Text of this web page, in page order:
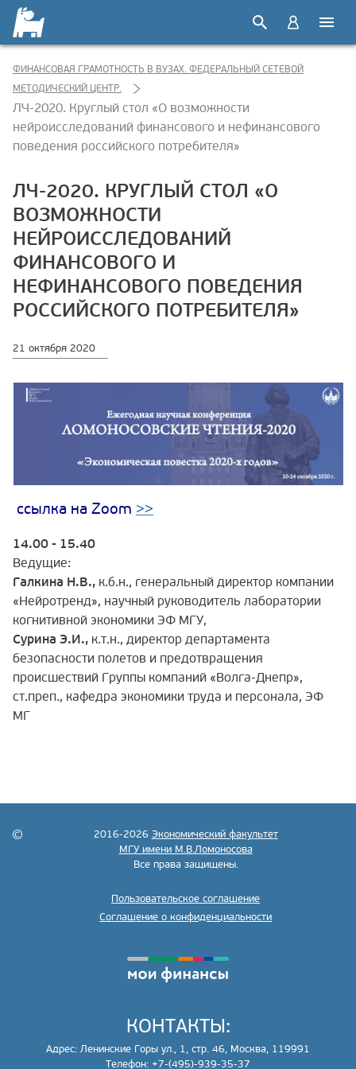
ФИНАНСОВАЯ ГРАМОТНОСТЬ В ВУЗАХ. ФЕДЕРАЛЬНЫЙ СЕТЕВОЙ
МЕТОДИЧЕСКИЙ ЦЕНТР.
ЛЧ-2020. Круглый стол «О возможности
нейроисследований финансового и нефинансового
поведения российского потребителя»
ЛЧ-2020. КРУГЛЫЙ СТОЛ «О
ВОЗМОЖНОСТИ
НЕЙРОИССЛЕДОВАНИЙ
ФИНАНСОВОГО И
НЕФИНАНСОВОГО ПОВЕДЕНИЯ
РОССИЙСКОГО ПОТРЕБИТЕЛЯ»
21 октября 2020
ссылка на Zoom >>
14.00 - 15.40
Ведущие:
Галкина Н.В., к.б.н., генеральный директор компании
«Нейротренд», научный руководитель лаборатории
когнитивной экономики ЭФ МГУ,
Сурина Э.И., к.т.н., директор департамента
безопасности полетов и предотвращения
происшествий Группы компаний «Волга-Днепр»,
ст.преп., кафедра экономики труда и персонала, ЭФ
МГ
2016-2026 Экономический факультет
МГУ имени М.В.Ломоносова
Все права защищены.
Пользовательское соглашение
Соглашение о конфиденциальности
КОНТАКТЫ:
Адрес: Ленинские Горы ул., 1, стр. 46, Москва, 119991
Телефон: +7-(495)-939-35-37